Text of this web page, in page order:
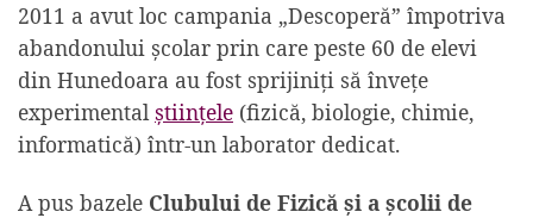
2011 a avut loc campania „Descoperă” împotriva
abandonului școlar prin care peste 60 de elevi
din Hunedoara au fost sprijiniți să învețe
experimentalștiințele (fizică, biologie, chimie,
informatică) într-un laborator dedicat.
A pus bazele Clubului de Fizică și a școlii de